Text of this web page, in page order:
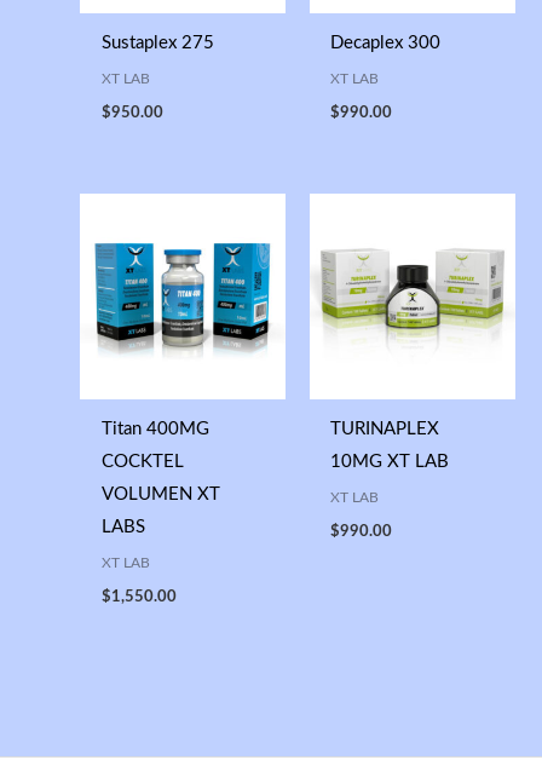
Sustaplex 275
XT LAB
$950.00
Decaplex 300
XT LAB
$990.00
Titan 400MG
COCKTEL
VOLUMEN XT
LABS
XT LAB
$1,550.00
TURINAPLEX
10MG XT LAB
XT LAB
$990.00